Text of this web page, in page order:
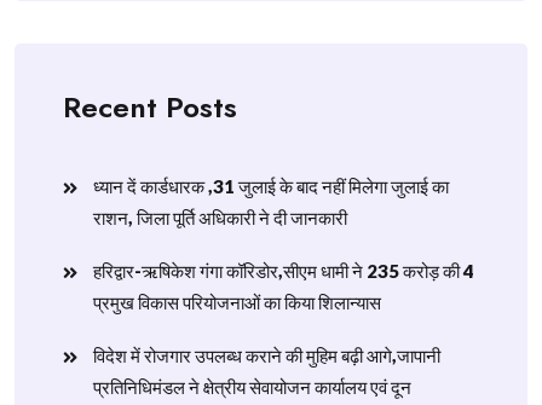
Recent Posts
ध्यान दें कार्डधारक ,31 जुलाई के बाद नहीं मिलेगा जुलाई का
राशन, जिला पूर्ति अधिकारी ने दी जानकारी
हरिद्वार-ऋषिकेश गंगा कॉरिडोर,सीएम धामी ने 235 करोड़ की 4
प्रमुख विकास परियोजनाओं का किया शिलान्यास
विदेश में रोजगार उपलब्ध कराने की मुहिम बढ़ी आगे,जापानी
प्रतिनिधिमंडल ने क्षेत्रीय सेवायोजन कार्यालय एवं दून